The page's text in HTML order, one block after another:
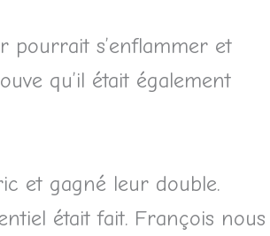
pourrait s’enflammer et
qu’il était également
et gagné leur double.
était fait. François nous